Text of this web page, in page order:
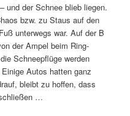
und der Schnee blieb liegen.
bzw. zu Staus auf den
unter­wegs war. Auf der B
der Ampel beim Ring-
Schneepflüge werden
Autos hatten ganz
bleibt zu hoffen, dass
…